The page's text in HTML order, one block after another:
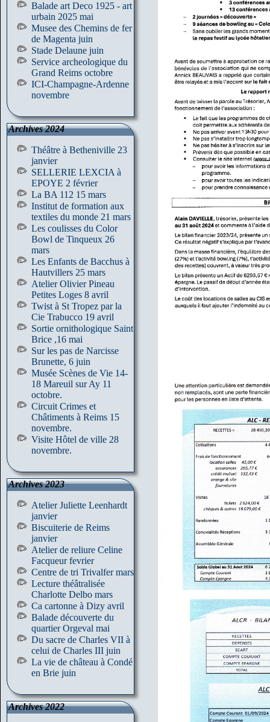
Balade art Deco 1925 - art
urbain 2025 mai
Musee des Chemins de fer
de Magenta juin
Stade Delaune juin
Service archeologique du
Grand Reims octobre
ICI-Champagne-Ardenne
novembre
Archives 2024
Théâtre à Betheniville 23
janvier
SELLERIE LEXCIA à
EPOYE 2 février
La BA 112 15 mars
Institut de formation aux
textiles du monde 21 mars
Les coulisses du Color
Bowl de Tinqueux 26
mars
Les Enfants de Bacchus à
Hautvillers 25 mars
Atelier Olivier Pineau
Petites Loges 8 avril
Twist à St Tropez par la
Cie Trabucco 19 avril
Sortie ornithologique Saint
Brice ,16 mai
Sur les pas de Narcisse
Brunette, 6 juin
Musée Scènes de Vie 14-
18 Mareuil sur Ay 11
octobre.
Circuit Crimes et
Châtiments à Reims 15
novembre.
Visite Hôtel de ville 28
novembre.
Archives 2023
Atelier Juliette Leenhardt
janvier
Biscuiterie de Reims
janvier
Atelier de reliure Celine
Facqueur fevrier
Centre de tri Trivalfer mars
Lecture théâtralisée
Charlotte Delbo mars
Ca cartonne à Dizy avril
Balade découverte du
quartier Orgeval mai
Du sacre de Charles VII à
celui de Charles III juin
La vie de château à Condé
en Brie juin
Archives 2022